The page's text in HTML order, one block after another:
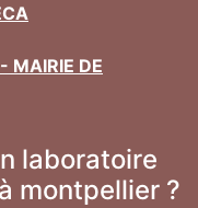
MAIRIE DE
laboratoire
montpellier ?